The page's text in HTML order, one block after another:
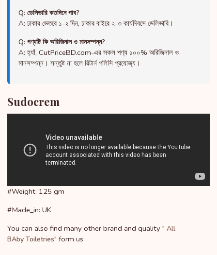
Q: ডেলিভারি কতদিনে পাব?
A: ঢাকার ভেতরে ১-২ দিন, ঢাকার বাইরে ২-৩ কার্যদিবসে ডেলিভারি।
Q: পণ্যটি কি অরিজিনাল ও মানসম্পন্ন?
A: হ্যাঁ, CutPriceBD.com-এর সকল পণ্য ১০০% অরিজিনাল ও
মানসম্পন্ন। সন্তুষ্ট না হলে রিটার্ন পলিসি প্রযোজ্য।
Sudocrem
#Weight: 125 gm
#Made_in: UK
You can also find many other brand and quality " All
BAby Toiletries" form us